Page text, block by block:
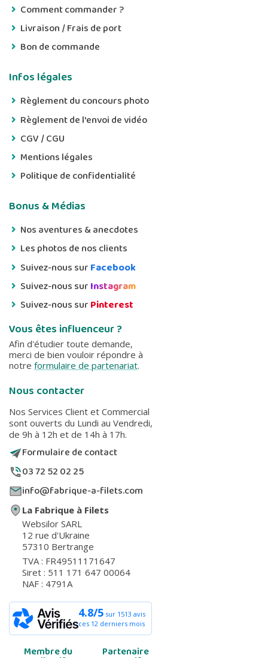
Comment commander ?
Livraison / Frais de port
Bon de commande
Infos légales
Règlement du concours photo
Règlement de l'envoi de vidéo
CGV / CGU
Mentions légales
Politique de confidentialité
Bonus & Médias
Nos aventures & anecdotes
Les photos de nos clients
Suivez-nous surFacebook
Suivez-nous surInstagram
Suivez-nous surPinterest
Vous êtes influenceur ?
Afin d'étudier toute demande,
merci de bien vouloir répondre à
notre formulaire de partenariat.
Nous contacter
Nos Services Client et Commercial
sont ouverts du Lundi au Vendredi,
de 9h à 12h et de 14h à 17h.
Formulaire de contact
03 72 52 02 25
info@fabrique-a-filets.com
La Fabrique à Filets
Websilor SARL
12 rue d'Ukraine
57310 Bertrange
TVA : FR49511171647
Siret : 511 171 647 00064
NAF : 4791A
4.8/5 sur 1513 avis
ces 12 derniers mois
Membre du Partenaire